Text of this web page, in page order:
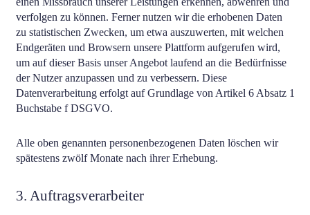
verfolgen zu können. Ferner nutzen wir die erhobenen Daten
zu statistischen Zwecken, um etwa auszuwerten, mit welchen
Endgeräten und Browsern unsere Plattform aufgerufen wird,
um auf dieser Basis unser Angebot laufend an die Bedürfnisse
der Nutzer anzupassen und zu verbessern. Diese
Datenverarbeitung erfolgt auf Grundlage von Artikel 6 Absatz 1
Buchstabe f DSGVO.
Alle oben genannten personenbezogenen Daten löschen wir
spätestens zwölf Monate nach ihrer Erhebung.
3. Auftragsverarbeiter